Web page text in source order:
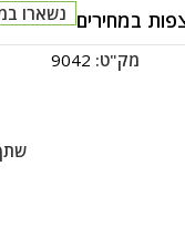
במחירים נשארו
מק"ט: 9042